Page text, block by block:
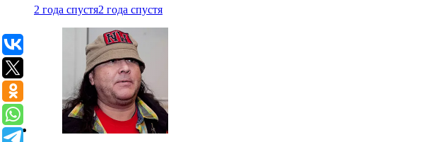
2 года спустя2 года спустя